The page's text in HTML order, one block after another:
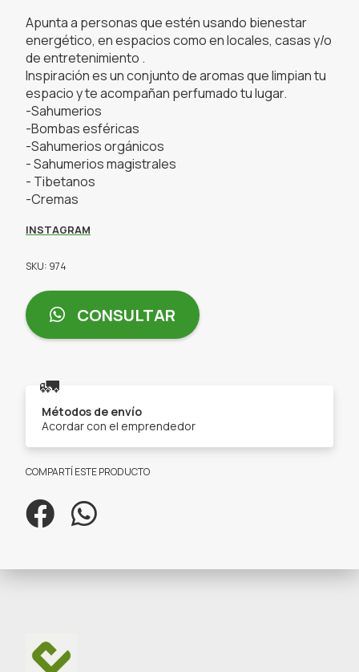
Apunta a personas que estén usando bienestar
energético, en espacios como en locales, casas y/o
de entretenimiento .
Inspiración es un conjunto de aromas que limpian tu
espacio y te acompañan perfumado tu lugar.
-Sahumerios
-Bombas esféricas
-Sahumerios orgánicos
- Sahumerios magistrales
- Tibetanos
-Cremas
INSTAGRAM
SKU: 974
CONSULTAR
🚛
Métodos de envío
Acordar con el emprendedor
COMPARTÍ ESTE PRODUCTO